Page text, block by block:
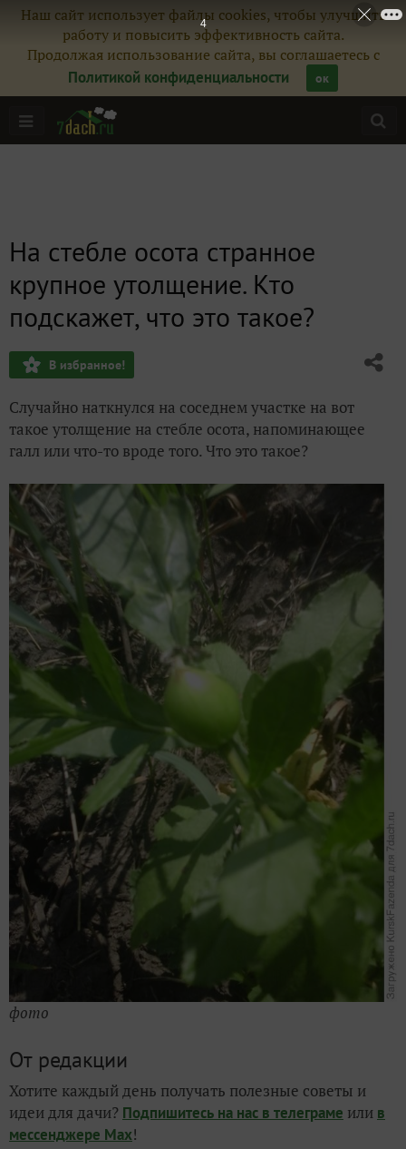
Наш сайт использует файлы cookies, чтобы улучшить
работу и повысить эффективность сайта.
Продолжая использование сайта, вы соглашаетесь с
Политикой конфиденциальности
ок
На стебле осота странное
крупное утолщение. Кто
подскажет, что это такое?
В избранное!
Случайно наткнулся на соседнем участке на вот
такое утолщение на стебле осота, напоминающее
галл или что-то вроде того. Что это такое?
фото
От редакции
Хотите каждый день получать полезные советы и
идеи для дачи? Подпишитесь на нас в телеграме или в
мессенджере Max!
3